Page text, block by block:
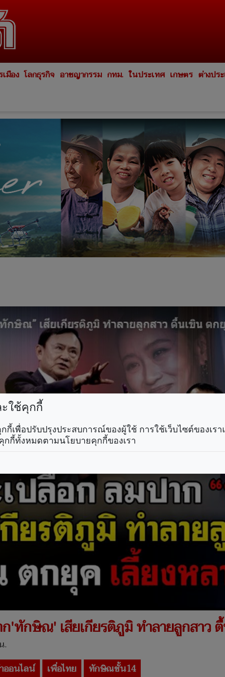
เมือง โลกธุรกิจ อาชญากรรม กทม. ในประเทศ เกษตร ต่างปร
'ทักษิณ' เสียเกียรติภูมิ ทำลายลูกสาว
.
อนไลน์ เพื่อไทย ทักษิณชั้น14
ะใช้คุกกี้
กี้เพื่อปรับปรุงประสบการณ์ของผู้ใช้ การใช้เว็บไซต์ของเร
กกี้ทั้งหมดตามนโยบายคุกกี้ของเรา